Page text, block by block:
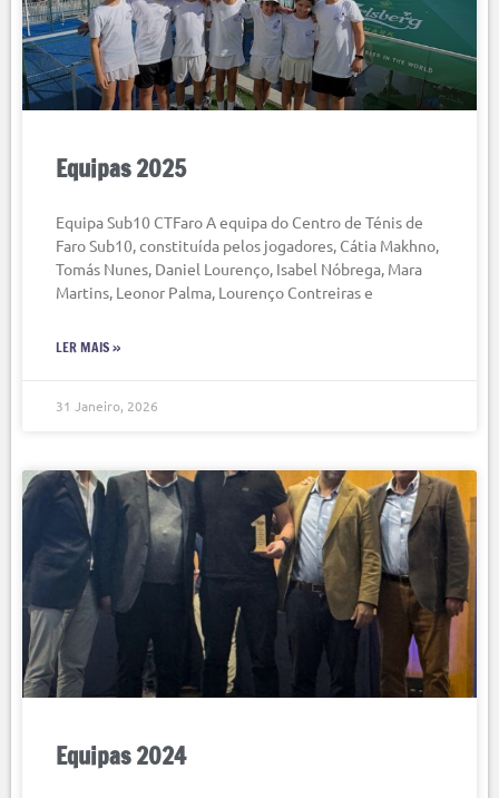
Equipas 2025
Equipa Sub10 CTFaro A equipa do Centro de Ténis de
Faro Sub10, constituída pelos jogadores, Cátia Makhno,
Tomás Nunes, Daniel Lourenço, Isabel Nóbrega, Mara
Martins, Leonor Palma, Lourenço Contreiras e
LER MAIS »
31 Janeiro, 2026
Equipas 2024